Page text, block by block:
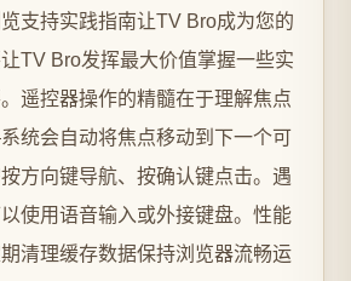
支持实践指南让TV Bro成为您的
TV Bro发挥最大价值掌握一些实
遥控器操作的精髓在于理解焦点
统会自动将焦点移动到下一个可
方向键导航、按确认键点击。遇
使用语音输入或外接键盘。性能
清理缓存数据保持浏览器流畅运